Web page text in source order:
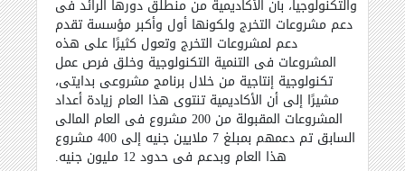
والتكنولوجيا، بأن الأكاديمية من منطلق دورها الرائد فى
دعم مشروعات التخرج ولكونها أول وأكبر مؤسسة تقدم
دعم لمشروعات التخرج وتعول كثيرًا على هذه
المشروعات فى التنمية التكنولوجية وخلق فرص عمل
تكنولوجية إنتاجية من خلال برنامج مشروعى بدايتى،
مشيرًا إلى أن الأكاديمية تنتوى هذا العام زيادة أعداد
المشروعات المقبولة من 200 مشروع فى العام المالى
السابق تم دعمهم بمبلغ 7 ملايين جنيه إلى 400 مشروع
هذا العام وبدعم فى حدود 12 مليون جنيه.